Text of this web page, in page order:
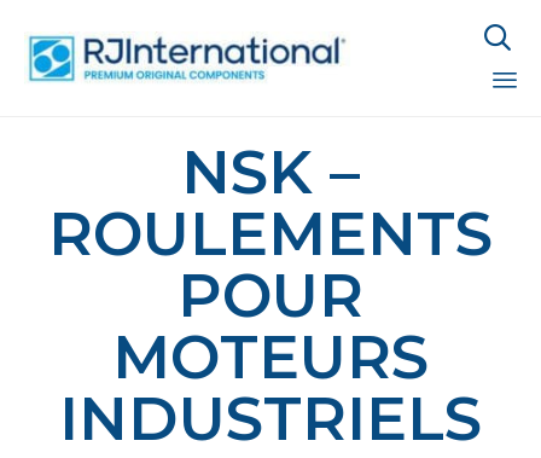

NSK –
ROULEMENTS
POUR
MOTEURS
INDUSTRIELS